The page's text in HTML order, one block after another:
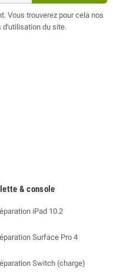
Vous trouverez pour cela nos
du site.
& console
iPad 10.2
Surface Pro 4
Switch (charge)